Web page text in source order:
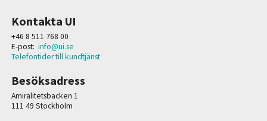
Kontakta UI
+46 8 511 768 00
E-post: info@ui.se
Telefontider till kundtjänst
Besöksadress
Amiralitetsbacken 1
111 49 Stockholm